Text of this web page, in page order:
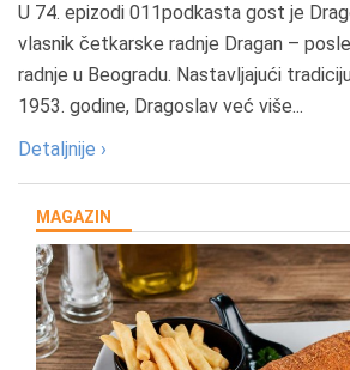
U 74. epizodi 011podkasta gost je
vlasnik četkarske radnje Dragan –
radnje u Beogradu. Nastavljajući
1953. godine, Dragoslav već više...
Detaljnije ›
MAGAZIN